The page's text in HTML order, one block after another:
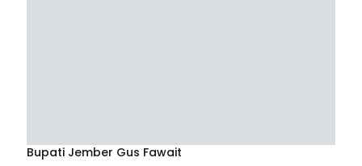
Bupati Jember Gus Fawait